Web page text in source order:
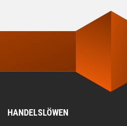
HANDELSLÖWEN